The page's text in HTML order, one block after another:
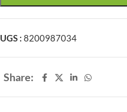
UGS : 8200987034
Share: